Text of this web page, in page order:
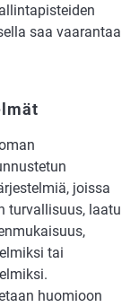
saa vaarantaa
joissa
turvallisuus, laatu
tai
huomioon